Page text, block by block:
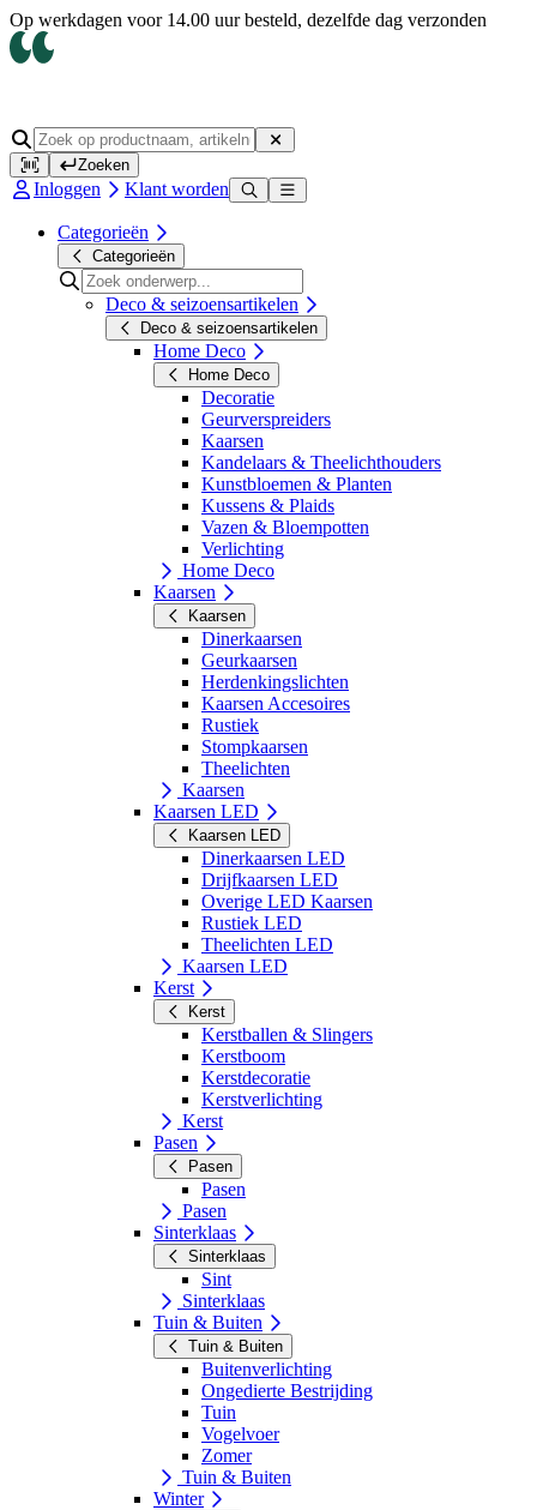
Op werkdagen voor 14.00 uur besteld, dezelfde dag verzonden
Zoeken
Inloggen Klant worden
Categorieën
Categorieën
Deco & seizoensartikelen
Deco & seizoensartikelen
Home Deco
Home Deco
Decoratie
Geurverspreiders
Kaarsen
Kandelaars & Theelichthouders
Kunstbloemen & Planten
Kussens & Plaids
Vazen & Bloempotten
Verlichting
Home Deco
Kaarsen
Kaarsen
Dinerkaarsen
Geurkaarsen
Herdenkingslichten
Kaarsen Accesoires
Rustiek
Stompkaarsen
Theelichten
Kaarsen
Kaarsen LED
Kaarsen LED
Dinerkaarsen LED
Drijfkaarsen LED
Overige LED Kaarsen
Rustiek LED
Theelichten LED
Kaarsen LED
Kerst
Kerst
Kerstballen & Slingers
Kerstboom
Kerstdecoratie
Kerstverlichting
Kerst
Pasen
Pasen
Pasen
Pasen
Sinterklaas
Sinterklaas
Sint
Sinterklaas
Tuin & Buiten
Tuin & Buiten
Buitenverlichting
Ongedierte Bestrijding
Tuin
Vogelvoer
Zomer
Tuin & Buiten
Winter